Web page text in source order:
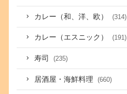
カレー（和、洋、欧） (314)
カレー（エスニック） (191)
寿司 (235)
居酒屋・海鮮料理 (660)